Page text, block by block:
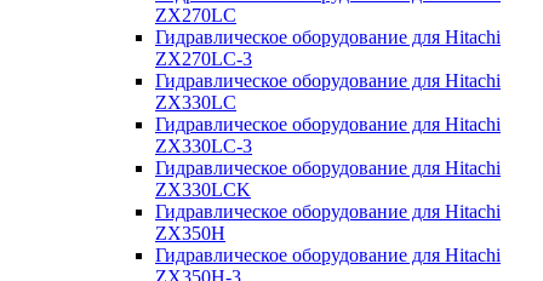
ZX270LC
Гидравлическое оборудование для Hitachi
ZX270LC-3
Гидравлическое оборудование для Hitachi
ZX330LC
Гидравлическое оборудование для Hitachi
ZX330LC-3
Гидравлическое оборудование для Hitachi
ZX330LCK
Гидравлическое оборудование для Hitachi
ZX350H
Гидравлическое оборудование для Hitachi
ZX350H-3